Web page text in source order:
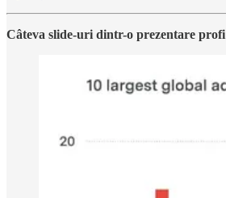
Câteva slide-uri dintr-o prezentare profi